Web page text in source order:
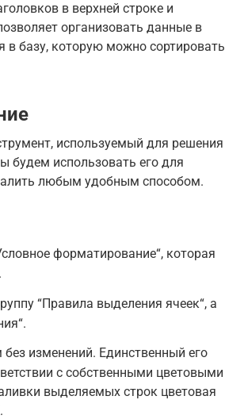
в верхней строке и
организовать данные в
базу, которую можно сортировать
используемый для решения
будем использовать его для
любым удобным способом.
форматирование“, которая
“Правила выделения ячеек“, а
изменений. Единственный его
с собственными цветовыми
выделяемых строк цветовая